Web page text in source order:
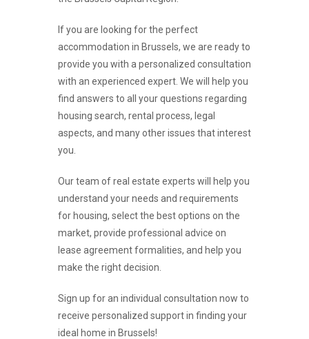
If you are looking for the perfect
accommodation in Brussels, we are ready to
provide you with a personalized consultation
with an experienced expert. We will help you
find answers to all your questions regarding
housing search, rental process, legal
aspects, and many other issues that interest
you.
Our team of real estate experts will help you
understand your needs and requirements
for housing, select the best options on the
market, provide professional advice on
lease agreement formalities, and help you
make the right decision.
Sign up for an individual consultation now to
receive personalized support in finding your
ideal home in Brussels!